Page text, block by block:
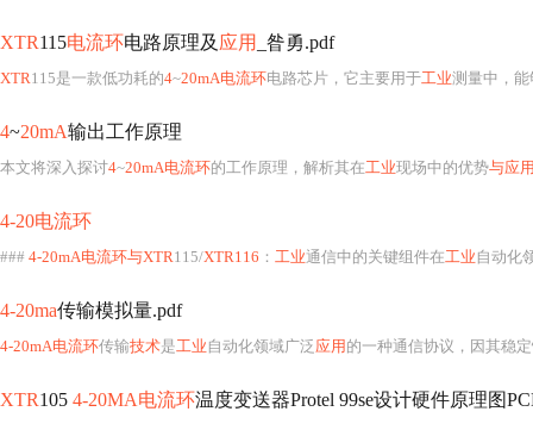
4-20ma传输模拟量.pdf
4-20mA电流环传输技术是工业自动化领域广泛应用的一种通信协议，因其稳
XTR1054-20MA电流环
XTR1054-20MA电流环温度变送器Protel 99se设计硬件原理图PCB文件，包括完整的原理图PCB文件,板子